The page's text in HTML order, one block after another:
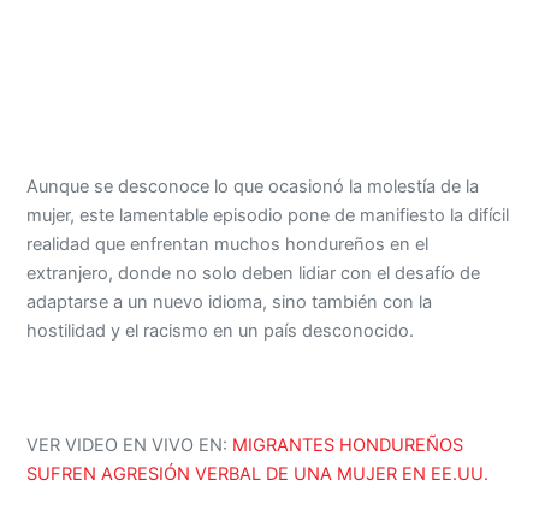
Aunque se desconoce lo que ocasionó la molestía de la
mujer, este lamentable episodio pone de manifiesto la difícil
realidad que enfrentan muchos hondureños en el
extranjero, donde no solo deben lidiar con el desafío de
adaptarse a un nuevo idioma, sino también con la
hostilidad y el racismo en un país desconocido.
VER VIDEO EN VIVO EN: MIGRANTES HONDUREÑOS
SUFREN AGRESIÓN VERBAL DE UNA MUJER EN EE.UU.